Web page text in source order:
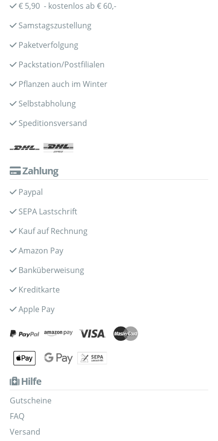
€ 5,90 - kostenlos ab € 60,-
Samstagszustellung
Paketverfolgung
Packstation/Postfilialen
Pflanzen auch im Winter
Selbstabholung
Speditionsversand
Zahlung
Paypal
SEPA Lastschrift
Kauf auf Rechnung
Amazon Pay
Banküberweisung
Kreditkarte
Apple Pay
Hilfe
Gutscheine
FAQ
Versand